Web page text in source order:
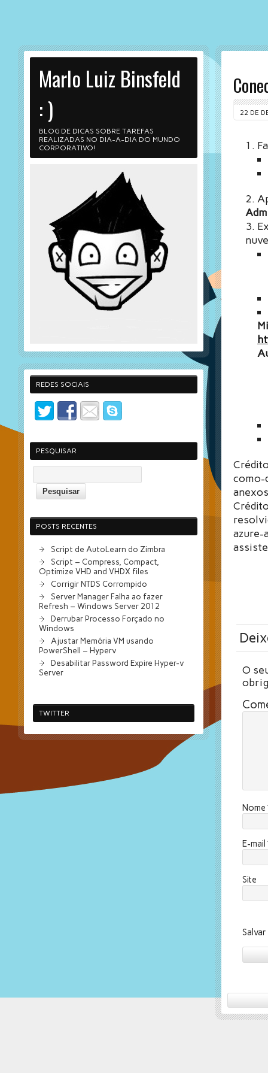
22 DE
como-
O
Nome
E-mail
Site
Marlo Luiz Binsfeld
: )
BLOG DE DICAS SOBRE TAREFAS
REALIZADAS NO DIA-A-DIA DO MUNDO
CORPORATIVO!
REDES SOCIAIS
PESQUISAR
POSTS RECENTES
Script de AutoLearn do Zimbra
Script – Compress, Compact,
Optimize VHD and VHDX files
Corrigir NTDS Corrompido
Server Manager Falha ao fazer
Refresh – Windows Server 2012
Derrubar Processo Forçado no
Windows
Ajustar Memória VM usando
PowerShell – Hyperv
Desabilitar Password Expire Hyper-v
Server
TWITTER